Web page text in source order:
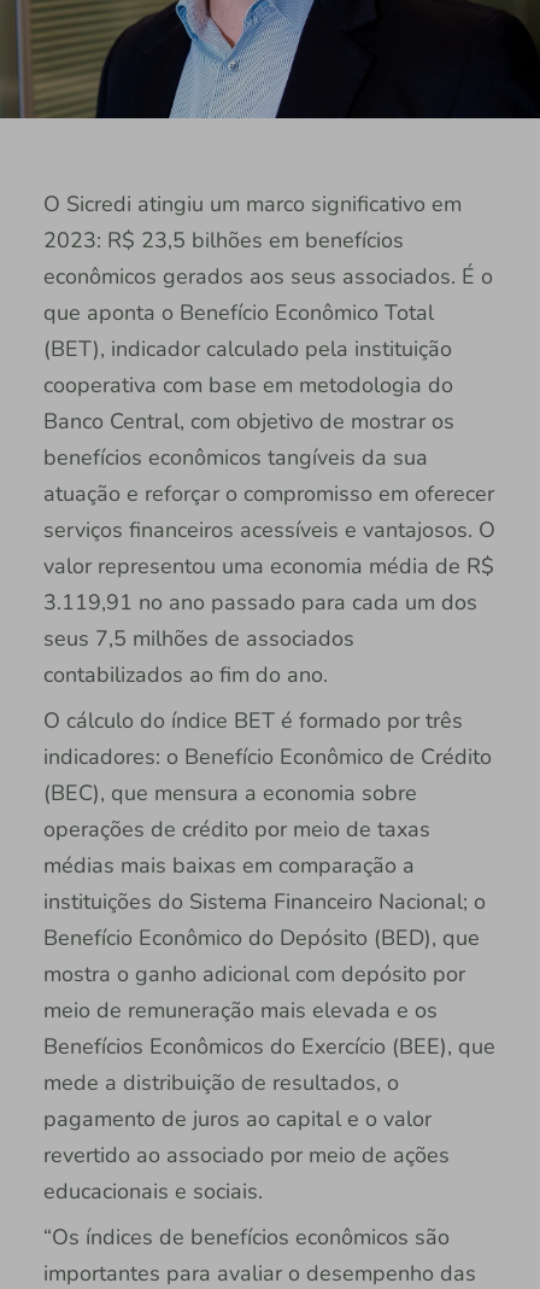
O Sicredi atingiu um marco significativo em
2023: R$ 23,5 bilhões em benefícios
econômicos gerados aos seus associados. É o
que aponta o Benefício Econômico Total
(BET), indicador calculado pela instituição
cooperativa com base em metodologia do
Banco Central, com objetivo de mostrar os
benefícios econômicos tangíveis da sua
atuação e reforçar o compromisso em oferecer
serviços financeiros acessíveis e vantajosos. O
valor representou uma economia média de R$
3.119,91 no ano passado para cada um dos
seus 7,5 milhões de associados
contabilizados ao fim do ano.
O cálculo do índice BET é formado por três
indicadores: o Benefício Econômico de Crédito
(BEC), que mensura a economia sobre
operações de crédito por meio de taxas
médias mais baixas em comparação a
instituições do Sistema Financeiro Nacional; o
Benefício Econômico do Depósito (BED), que
mostra o ganho adicional com depósito por
meio de remuneração mais elevada e os
Benefícios Econômicos do Exercício (BEE), que
mede a distribuição de resultados, o
pagamento de juros ao capital e o valor
revertido ao associado por meio de ações
educacionais e sociais.
“Os índices de benefícios econômicos são
importantes para avaliar o desempenho das